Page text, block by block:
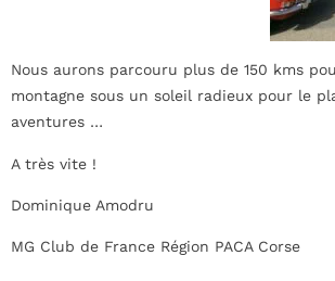
Nous aurons parcouru plus de 150 kms
montagne sous un soleil radieux pour le
aventures …
A très vite !
Dominique Amodru
MG Club de France Région PACA Corse